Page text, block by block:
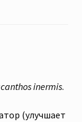
inermis.
(улучшает